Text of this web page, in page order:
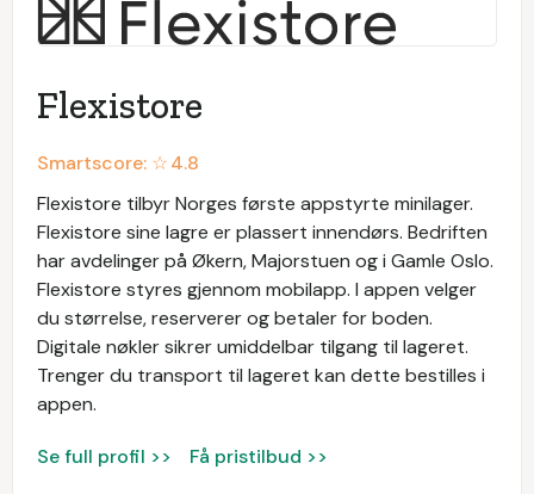
Flexistore
Smartscore: ☆4.8
Flexistore tilbyr Norges første appstyrte minilager.
Flexistore sine lagre er plassert innendørs. Bedriften
har avdelinger på Økern, Majorstuen og i Gamle Oslo.
Flexistore styres gjennom mobilapp. I appen velger
du størrelse, reserverer og betaler for boden.
Digitale nøkler sikrer umiddelbar tilgang til lageret.
Trenger du transport til lageret kan dette bestilles i
appen.
Se full profil >> Få pristilbud >>